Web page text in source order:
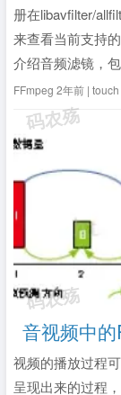
册在libavfilter/
来查看当前支持
介绍音频滤镜，
回声、噪声门。
音频滤镜。1、ac...
FFmpeg 2年前 | touch
音视频中
视频的播放过程
呈现出来的过程